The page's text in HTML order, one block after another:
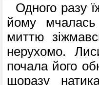
Одного разу
йому
миттю
нерухомо.
почала його
щоразу